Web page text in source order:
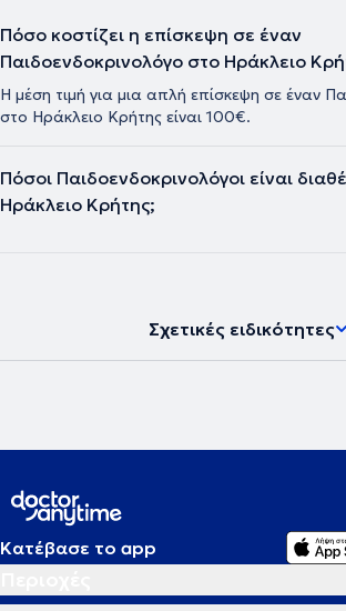
Πόσο κοστίζει η επίσκεψη σε έναν
Παιδοενδοκρινολόγο στο Ηράκλειο
Η μέση τιμή για μια απλή επίσκεψη σε έναν
στο Ηράκλειο Κρήτης είναι 100€.
Πόσοι Παιδοενδοκρινολόγοι είναι
Ηράκλειο Κρήτης;
Σχετικές ειδικότητες
Κατέβασε το app